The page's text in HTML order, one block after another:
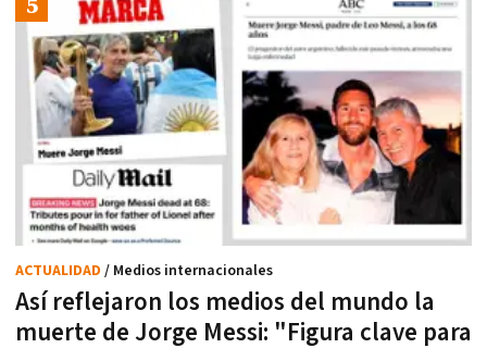
Así reflejaron los medios del mundo la
muerte de Jorge Messi: "Figura clave para
ACTUALIDAD / Medios internacionales